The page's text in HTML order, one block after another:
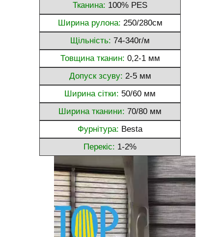
Тканина: 100% PES
Ширина рулона: 250/280см
Щільність: 74-340г/м
Товщина тканин: 0,2-1 мм
Допуск зсуву: 2-5 мм
Ширина сітки: 50/60 мм
Ширина тканини: 70/80 мм
Фурнітура: Besta
Перекіс: 1-2%